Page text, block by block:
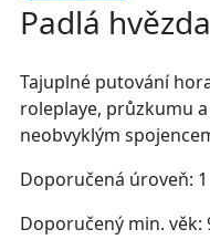
Padlá hvězda
Tajuplné putování
roleplaye, průzkumu
neobvyklým
Doporučená úroveň: 1
Doporučený min. věk: